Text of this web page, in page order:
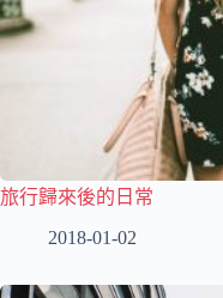
旅行歸來後的日常
2018-01-02